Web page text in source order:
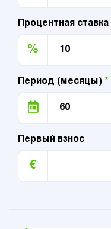
Процентная ставка
%
Период (месяцы) *
Первый взнос
€